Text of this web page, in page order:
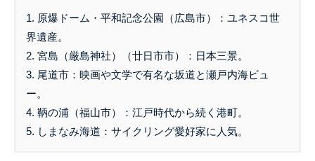
1. 原爆ドーム・平和記念公園（広島市）：ユネスコ世
界遺産。
2. 宮島（厳島神社）（廿日市市）：日本三景。
3. 尾道市：映画や文学で有名な坂道と瀬戸内海ビュ
ー。
4. 鞆の浦（福山市）：江戸時代から続く港町。
5. しまなみ海道：サイクリング愛好家に人気。